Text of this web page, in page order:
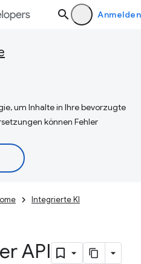
Anmelden
um Inhalte in Ihre bevorzugte
können Fehler
Integrierte KI
API